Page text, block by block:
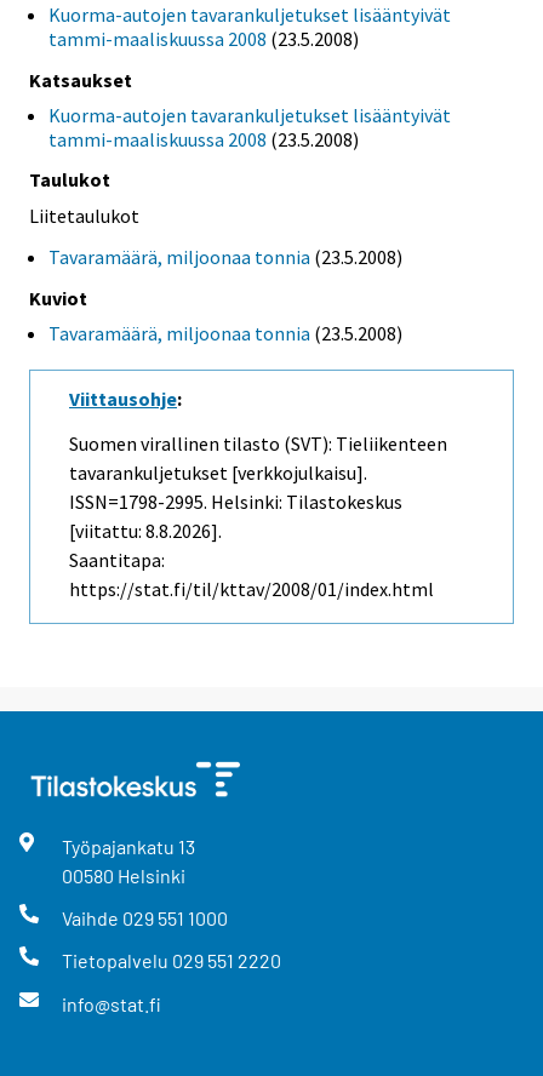
Kuorma-autojen tavarankuljetukset lisääntyivät
tammi-maaliskuussa 2008 (23.5.2008)
Katsaukset
Kuorma-autojen tavarankuljetukset lisääntyivät
tammi-maaliskuussa 2008 (23.5.2008)
Taulukot
Liitetaulukot
Tavaramäärä, miljoonaa tonnia (23.5.2008)
Kuviot
Tavaramäärä, miljoonaa tonnia (23.5.2008)
Viittausohje:
Suomen virallinen tilasto (SVT): Tieliikenteen
tavarankuljetukset [verkkojulkaisu].
ISSN=1798-2995. Helsinki: Tilastokeskus
[viitattu: 8.8.2026].
Saantitapa:
https://stat.fi/til/kttav/2008/01/index.html
Työpajankatu 13
00580 Helsinki
Vaihde 029 551 1000
Tietopalvelu 029 551 2220
info@stat.fi